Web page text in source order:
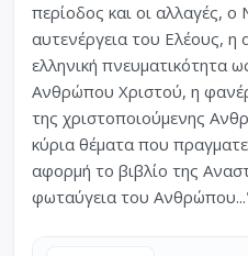
περίοδος και οι αλλαγές, ο
αυτενέργεια του Ελέους,
ελληνική πνευματικότητα
Ανθρώπου Χριστού, η
της χριστοποιούμενης
κύρια θέματα που
αφορμή το βιβλίο της
φωταύγεια του